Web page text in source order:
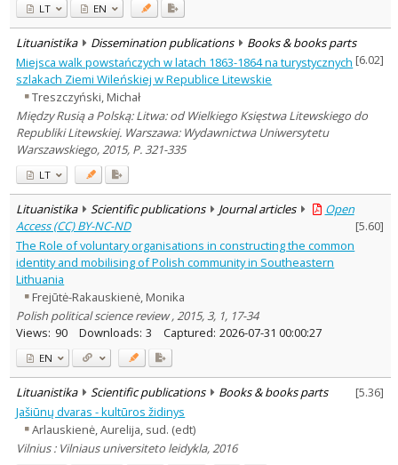
LT EN
Lituanistika Dissemination publications
Books & books parts
[6.02]
Miejsca walk powstańczych w latach 1863-1864 na turystycznych
szlakach Ziemi Wileńskiej w Republice Litewskie
Treszczyński, Michał
Między Rusią a Polską: Litwa: od Wielkiego Księstwa Litewskiego do
Republiki Litewskiej. Warszawa: Wydawnictwa Uniwersytetu
Warszawskiego, 2015, P. 321-335
LT
Lituanistika Scientific publications Journal articles
Open
Access (CC) BY-NC-ND
[5.60]
The Role of voluntary organisations in constructing the common
identity and mobilising of Polish community in Southeastern
Lithuania
Frejūtė-Rakauskienė, Monika
Polish political science review , 2015, 3, 1, 17-34
Views: 90 Downloads: 3 Captured: 2026-07-31 00:00:27
EN
Lituanistika Scientific publications Books & books parts [5.36]
Jašiūnų dvaras - kultūros židinys
Arlauskienė, Aurelija, sud. (edt)
Vilnius : Vilniaus universiteto leidykla, 2016